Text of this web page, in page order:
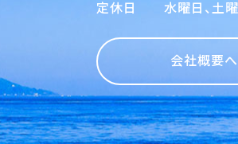
定休日 水曜日、土曜
会社概要へ